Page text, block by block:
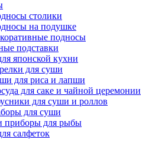
столики
на подушке
подносы
подставки
японской кухни
для суши
для риса и лапши
для саке и чайной церемонии
для суши и роллов
для суши
приборы для рыбы
салфеток